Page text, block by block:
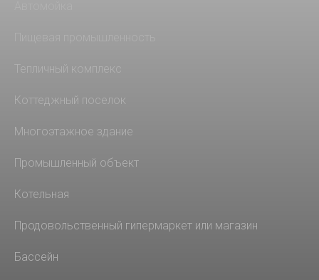
Тепличный комплекс
Коттеджный поселок
Многоэтажное здание
Промышленный объект
Котельная
Продовольственный гипермаркет или магазин
Бассейн